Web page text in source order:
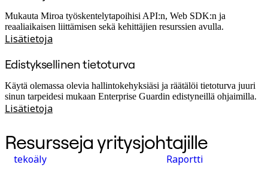
Mukauta Miroa työskentelytapoihisi API:n, Web SDK:n ja
reaaliaikaisen liittämisen sekä kehittäjien resurssien avulla.
Lisätietoja
Edistyksellinen tietoturva
Käytä olemassa olevia hallintokehyksiäsi ja räätälöi tietoturva juuri
sinun tarpeidesi mukaan Enterprise Guardin edistyneillä ohjaimilla.
Lisätietoja
Resursseja yritysjohtajille
tekoäly Raportti